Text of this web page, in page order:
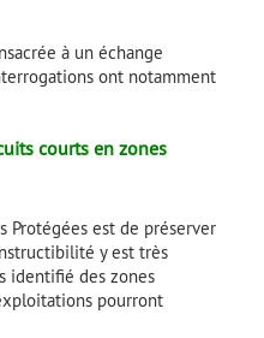
à un échange
ont notamment
courts en zones
Protégées est de préserver
y est très
identifié des zones
pourront